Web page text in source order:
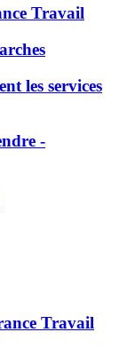
Travail
les services
-
Travail